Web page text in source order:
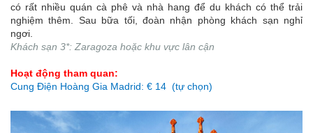
có rất nhiều quán cà phê và nhà hang để du khách có thể trải
nghiệm thêm. Sau bữa tối, đoàn nhận phòng khách sạn nghỉ
ngơi.
Khách sạn 3*: Zaragoza hoặc khu vực lân cận
Hoạt động tham quan:
Cung Điện Hoàng Gia Madrid: € 14 (tự chọn)